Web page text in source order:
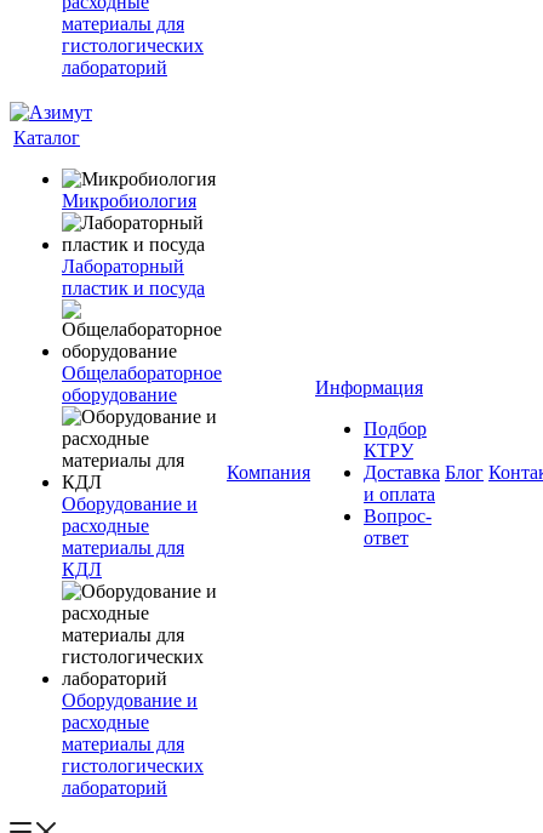
материалы для
гистологических
лабораторий
Каталог
Микробиология
Лабораторный
пластик и посуда
Общелабораторное
оборудование
Оборудование и
расходные
материалы для
КДЛ
Оборудование и
расходные
материалы для
гистологических
лабораторий
Компания
Информация
Подбор
КТРУ
Доставка
и оплата
Вопрос-
ответ
Блог